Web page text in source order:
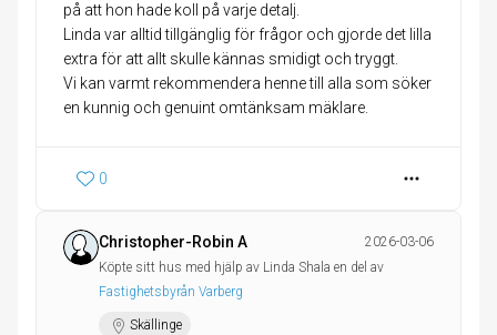
på att hon hade koll på varje detalj.
Linda var alltid tillgänglig för frågor och gjorde det lilla
extra för att allt skulle kännas smidigt och tryggt.
Vi kan varmt rekommendera henne till alla som söker
en kunnig och genuint omtänksam mäklare.
0
Christopher-Robin A
2026-03-06
Köpte sitt hus med hjälp av Linda Shala en del av
Fastighetsbyrån Varberg
Skällinge